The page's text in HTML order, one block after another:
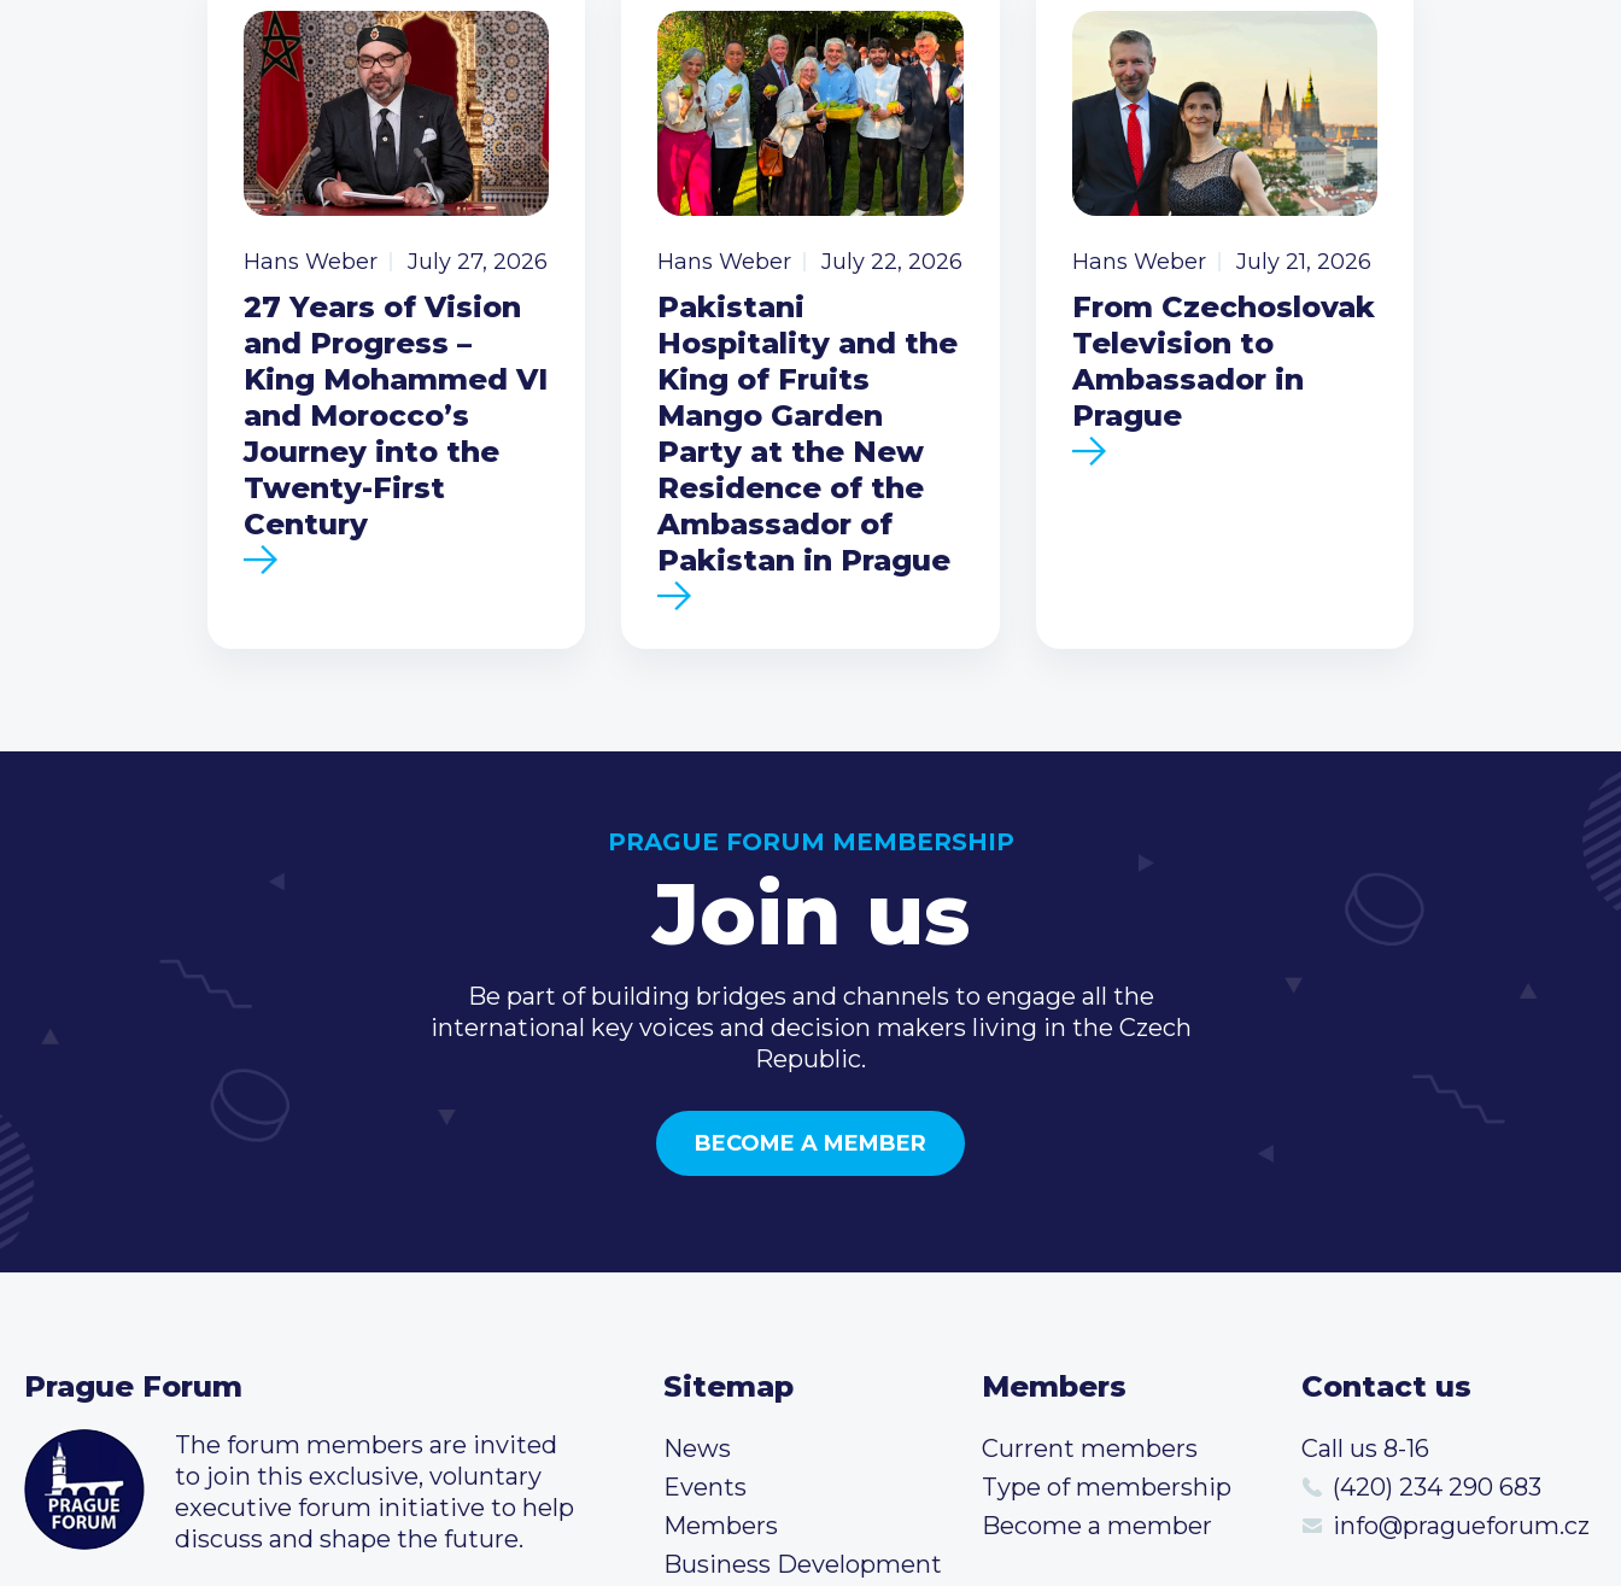
Hans Weber July 27, 2026
27 Years of Vision
and Progress –
King Mohammed VI
and Morocco’s
Journey into the
Twenty-First
Century
Hans Weber July 22, 2026
Pakistani
Hospitality and the
King of Fruits
Mango Garden
Party at the New
Residence of the
Ambassador of
Pakistan in Prague
Hans Weber July 21, 2026
From Czechoslovak
Television to
Ambassador in
Prague
PRAGUE FORUM MEMBERSHIP
Join us
Be part of building bridges and channels to engage all the
international key voices and decision makers living in the Czech
Republic.
BECOME A MEMBER
Prague Forum
The forum members are invited
to join this exclusive, voluntary
executive forum initiative to help
discuss and shape the future.
Sitemap
News
Events
Members
Business Development
Members
Current members
Type of membership
Become a member
Contact us
Call us 8-16
(420) 234 290 683
info@pragueforum.cz